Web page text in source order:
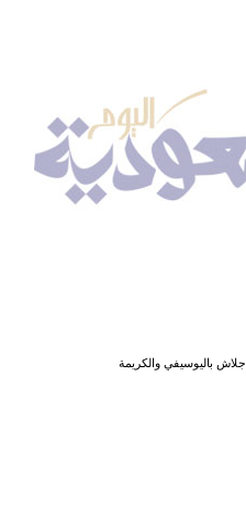
جلاش باليوسيفي والكريمة